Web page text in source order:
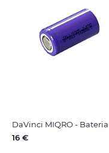
DaVinci MIQRO - Bateria
16 €